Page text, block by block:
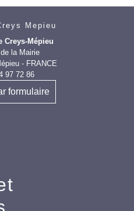
Mepieu
Creys-Mépieu
la Mairie
- FRANCE
97 72 86
formulaire